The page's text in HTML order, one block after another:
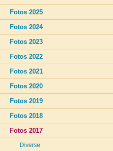
Fotos 2025
Fotos 2024
Fotos 2023
Fotos 2022
Fotos 2021
Fotos 2020
Fotos 2019
Fotos 2018
Fotos 2017
Diverse